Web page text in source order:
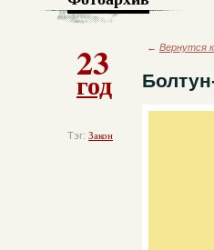
23
год
Тэг: Закон
← Вернутся